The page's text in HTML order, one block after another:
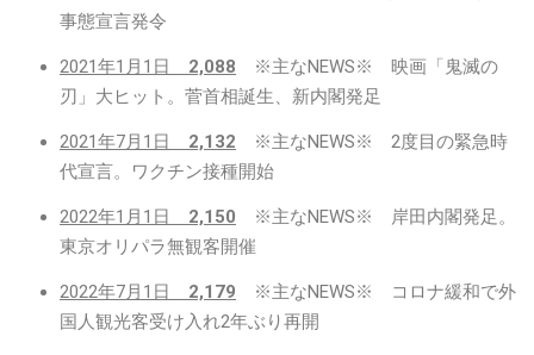
事態宣言発令
2021年1月1日 2,088 ※主なNEWS※ 映画「鬼滅の
刃」大ヒット。菅首相誕生、新内閣発足
2021年7月1日 2,132 ※主なNEWS※ 2度目の緊急時
代宣言。ワクチン接種開始
2022年1月1日 2,150 ※主なNEWS※ 岸田内閣発足。
東京オリパラ無観客開催
2022年7月1日 2,179 ※主なNEWS※ コロナ緩和で外
国人観光客受け入れ2年ぶり再開